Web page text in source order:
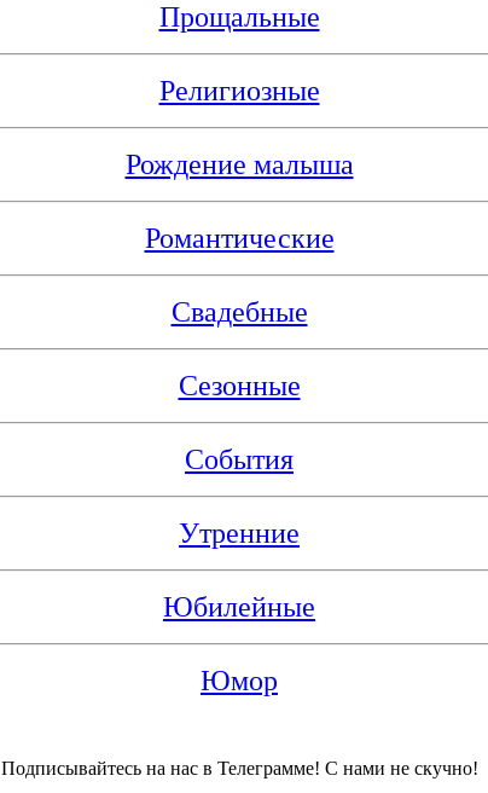
Прощальные
Религиозные
Рождение малыша
Романтические
Свадебные
Сезонные
События
Утренние
Юбилейные
Юмор
Подписывайтесь на нас в Телеграмме! С нами не скучно!